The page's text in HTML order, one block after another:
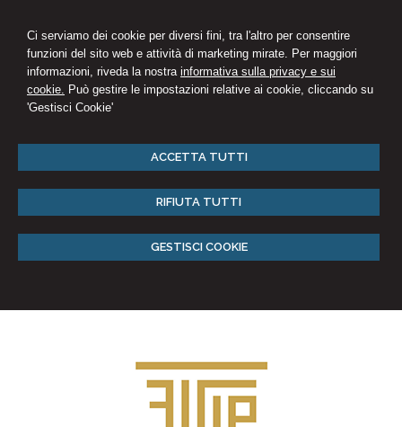
Ci serviamo dei cookie per diversi fini, tra l'altro per consentire
funzioni del sito web e attività di marketing mirate. Per maggiori
informazioni, riveda la nostra informativa sulla privacy e sui
cookie. Può gestire le impostazioni relative ai cookie, cliccando su
'Gestisci Cookie'
ACCETTA TUTTI
RIFIUTA TUTTI
GESTISCI COOKIE